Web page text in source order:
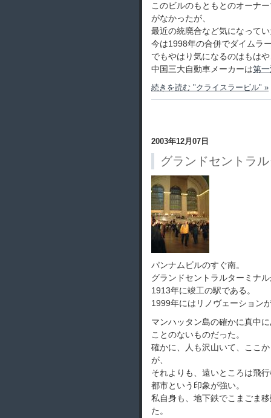
このビルのもともとのオーナ
がなかったが、
最近の統廃合など気になって
今は1998年の合併でダイムラ
でもやはり気になるのはもは
中国三大自動車メーカーは第
続きを読む "クライスラービル" »
2003年12月07日
グランドセントラ
パンナムビルのすぐ南。
グランドセントラルターミナ
1913年に竣工の駅である。
1999年にはリノヴェーション
マンハッタン島の確かに真中
ことのないものだった。
確かに、人も沢山いて、ここ
が、
それよりも、遠いところは飛
都市という印象が強い。
私自身も、地下鉄でこまごま
た。